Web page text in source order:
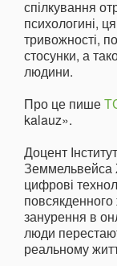
спілкування
психологині,
тривожності,
стосунки, а
людини.
Про це пише
kalauz».
Доцент
цифрові
занурення в
люди
реальному